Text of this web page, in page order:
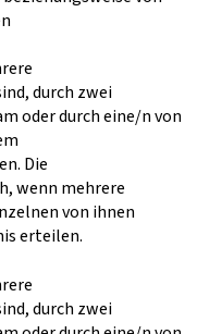
durch zwei
oder durch eine/n von
Die
wenn mehrere
von ihnen
erteilen.
durch zwei